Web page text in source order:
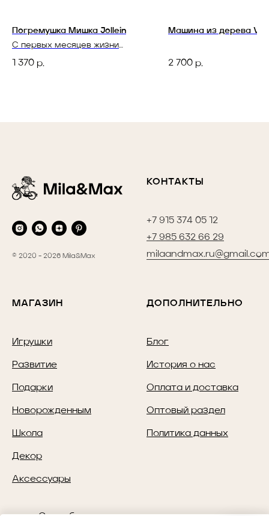
Погремушка Мишка Jollein
С первых месяцев жизни
1 370 р.
Машина из дерева
2 700 р.
© 2020 - 2026 Mila&Max
КОНТАКТЫ
+7 915 374 05 12
+7 985 632 66 29
МАГАЗИН
Игрушки
Развитие
Подарки
Новорожденным
Школа
Декор
Аксессуары
ДОПОЛНИТЕЛЬНО
Блог
История о нас
Оплата и доставка
Оптовый раздел
Политика данных